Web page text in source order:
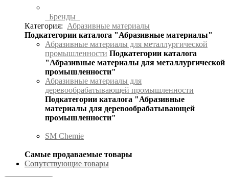
Бренды
Категория: Абразивные материалы
Подкатегории каталога "Абразивные материалы"
Абразивные материалы для металлургической
промышленности Подкатегории каталога
"Абразивные материалы для металлургической
промышленности"
Абразивные материалы для
деревообрабатывающей промышленности
Подкатегории каталога "Абразивные
материалы для деревообрабатывающей
промышленности"
SM Chemie
Самые продаваемые товары
Сопутствующие товары